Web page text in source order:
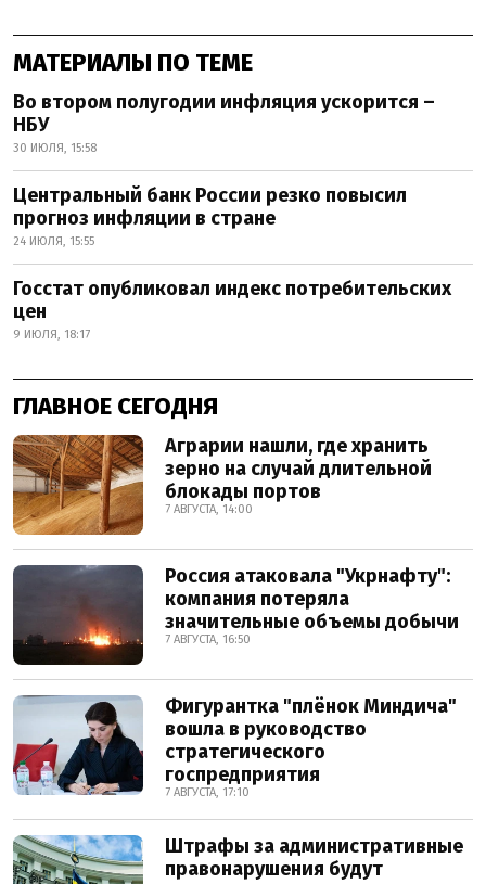
МАТЕРИАЛЫ ПО ТЕМЕ
Во втором полугодии инфляция ускорится –
НБУ
30 ИЮЛЯ, 15:58
Центральный банк России резко повысил
прогноз инфляции в стране
24 ИЮЛЯ, 15:55
Госстат опубликовал индекс потребительских
цен
9 ИЮЛЯ, 18:17
ГЛАВНОЕ СЕГОДНЯ
Аграрии нашли, где хранить
зерно на случай длительной
блокады портов
7 АВГУСТА, 14:00
Россия атаковала "Укрнафту":
компания потеряла
значительные объемы добычи
7 АВГУСТА, 16:50
Фигурантка "плёнок Миндича"
вошла в руководство
стратегического
госпредприятия
7 АВГУСТА, 17:10
Штрафы за административные
правонарушения будут